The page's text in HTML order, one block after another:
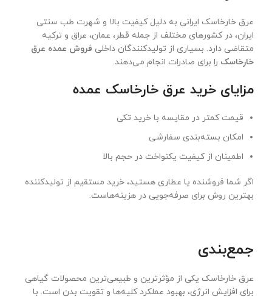
عرق خارخاسک ایرانی به دلیل کیفیت بالا و شهرت طب سنتی
ایران، در کشورهای مختلف از جمله قطر، عمان، عراق و ترکیه
متقاضی دارد. بسیاری از تولیدکنندگان داخلی فروش عمده عرق
خارخاسک را برای صادرات انجام می‌دهند.
مزایای خرید عرق خارخاسک عمده
قیمت کمتر در مقایسه با خرید تکی
امکان بسته‌بندی سفارشی
اطمینان از کیفیت یکنواخت در حجم بالا
اگر شما فروشنده یا عطاری هستید، خرید مستقیم از تولیدکننده
بهترین روش برای صرفه‌جویی در هزینه‌هاست.
جمع‌بندی
عرق خارخاسک یکی از مؤثرترین و طبیعی‌ترین محصولات گیاهی
برای افزایش انرژی، بهبود عملکرد کلیه‌ها و تقویت بدن است. با